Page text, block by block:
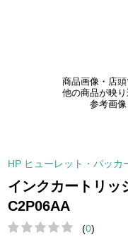
商品画像・店頭
他の商品が映り
参考画像
HP ヒューレット・パッカ
インクカートリッ
C2P06AA
(0)